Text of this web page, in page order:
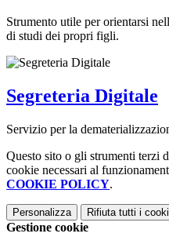
Strumento utile per orientarsi
di studi dei propri figli.
Segreteria Digitale
Servizio per la
Questo sito o gli strumenti terzi
cookie necessari al
COOKIE POLICY.
Personalizza Rifiuta tutti i
Gestione cookie